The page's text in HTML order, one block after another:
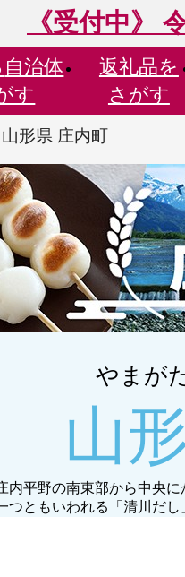
《受付中》
自治体
す
返礼品を
さがす
山形県 庄内町
やまが
山
内平野の南東部から中央
ともいわれる「清川だ